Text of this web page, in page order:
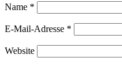
Name *
E-Mail-Adresse *
Website